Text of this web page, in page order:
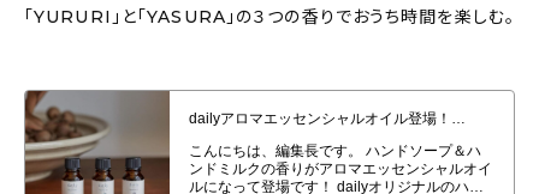
「YURURI」と「YASURA」の３つの香りでおうち時間を楽しむ。
dailyアロマエッセンシャルオイル登場！「KIRARI」「YURURI」と
「YASURA」の３つの香りでおうち時間を楽しむ。